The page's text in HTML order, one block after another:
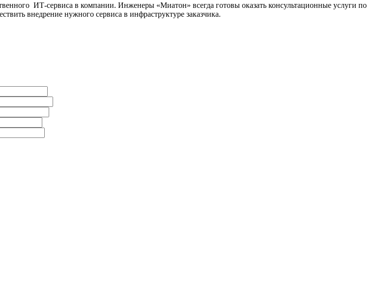
ИТ-сервиса в компании. Инженеры «Миатон» всегда готовы оказать консультационные услуги по
внедрение нужного сервиса в инфраструктуре заказчика.